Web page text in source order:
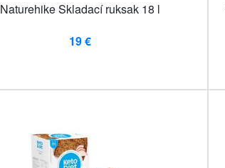
Naturehike Skladací ruksak 18 l
19 €